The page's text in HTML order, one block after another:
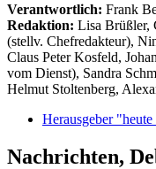
Verantwortlich: Frank
Redaktion: Lisa Brüßler,
(stellv. Chefredakteur),
Claus Peter Kosfeld,
vom Dienst), Sandra
Helmut Stoltenberg,
Herausgeber
Nachrichten,